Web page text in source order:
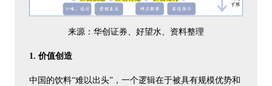
来源：华创证券、好望水、资料整理
1. 价值创造
中国的饮料“难以出头”，一个逻辑在于被具有规模优势和